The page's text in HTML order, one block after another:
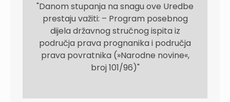
"Danom stupanja na snagu ove Uredbe
prestaju važiti: – Program posebnog
dijela državnog stručnog ispita iz
područja prava prognanika i područja
prava povratnika (»Narodne novine«,
broj 101/96)"